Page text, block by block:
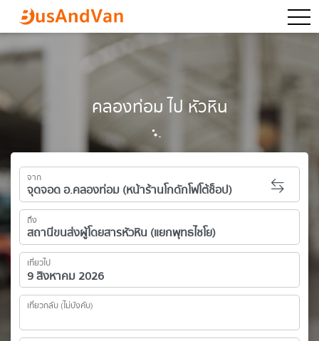
คลองท่อม ไป หัวหิน
จาก
ถึง
เที่ยวไป
เที่ยวกลับ (ไม่บังคับ)